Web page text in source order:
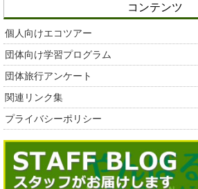
コンテンツ
個人向けエコツアー
団体向け学習プログラム
団体旅行アンケート
関連リンク集
プライバシーポリシー